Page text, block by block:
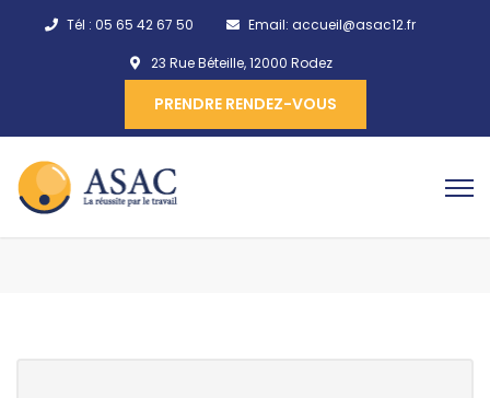
Tél : 05 65 42 67 50 Email: accueil@asac12.fr
23 Rue Béteille, 12000 Rodez
PRENDRE RENDEZ-VOUS